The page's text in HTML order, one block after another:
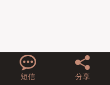

短信

分享